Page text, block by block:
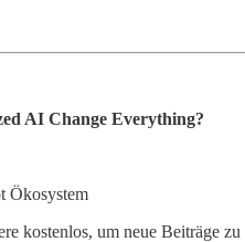
AI Change Everything?
Ökosystem
um neue Beiträge zu